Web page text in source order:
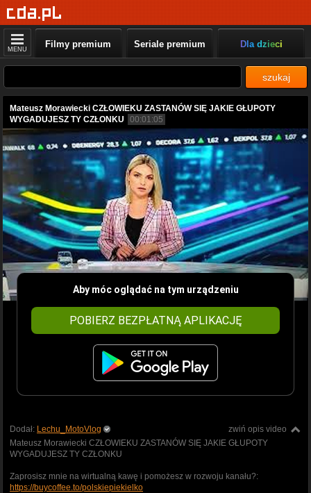
MENU Filmy premium Seriale premium Dla dzieci
szukaj
Mateusz Morawiecki CZŁOWIEKU ZASTANÓW SIĘ JAKIE GŁUPOTY
WYGADUJESZ TY CZŁONKU
00:01:05
Aby móc oglądać na tym urządzeniu
POBIERZ BEZPŁATNĄ APLIKACJĘ
zwiń opis video
Dodał: Lechu_MotoVlog
Mateusz Morawiecki CZŁOWIEKU ZASTANÓW SIĘ JAKIE GŁUPOTY
WYGADUJESZ TY CZŁONKU
Zaprosisz mnie na wirtualną kawę i pomożesz w rozwoju kanału?:
https://buycoffee.to/polskiepiekielko